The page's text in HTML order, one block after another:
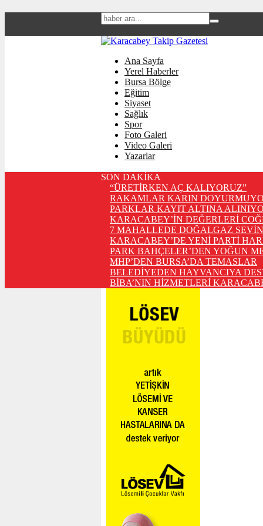
Ana Sayfa
Yerel Haberler
Bursa Bölge
Eğitim
Siyaset
Sağlık
Spor
Foto Galeri
Video Galeri
Yazarlar
SON DAKİKA
“ÜRETİRKEN AÇ KALIYORUZ”
RAKAMLAR KARIN
PARKLAR KAYIT ALTINA
KARACABEY’İN DEĞERLERİ
7 MAHALLEDE DOĞALGAZ
KARACABEY’DE YENİ PARTİ
PARK BAHÇELER’DEN YOĞUN
MHP’DEN BURSA’DA TEMASLAR
BELEDİYEDEN HAYVANCIYA
BİBA’NIN HİZMETLERİ